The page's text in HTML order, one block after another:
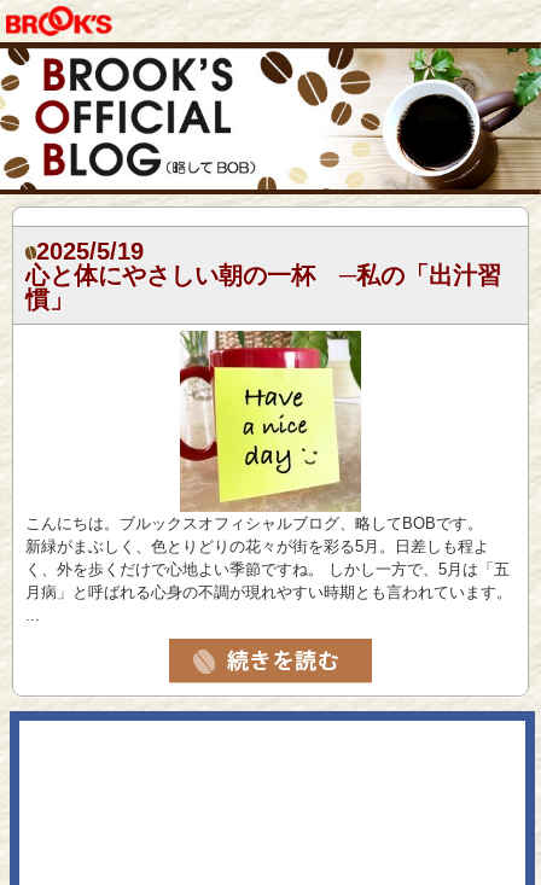
2025/5/19
心と体にやさしい朝の一杯 ─私の「出汁習
慣」
こんにちは。ブルックスオフィシャルブログ、略してBOBです。
新緑がまぶしく、色とりどりの花々が街を彩る5月。日差しも程よ
く、外を歩くだけで心地よい季節ですね。 しかし一方で、5月は「五
月病」と呼ばれる心身の不調が現れやすい時期とも言われています。
...